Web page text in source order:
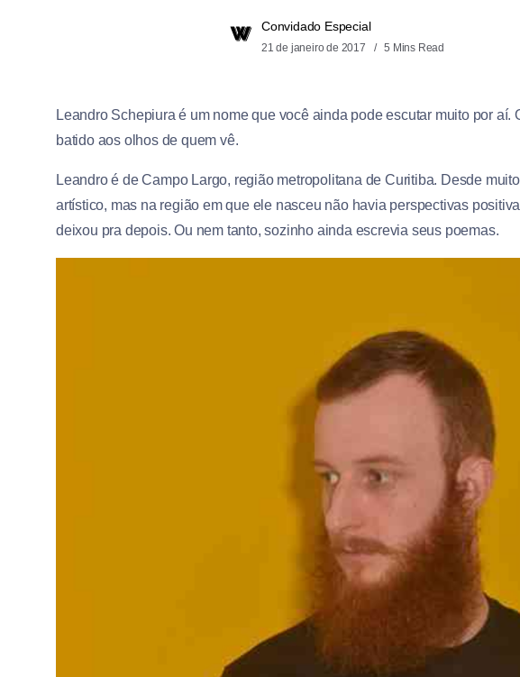
Convidado Especial
21 de janeiro de 2017 5 Mins Read
Leandro Schepiura é um nome que você ainda pode escutar muito por
batido aos olhos de quem vê.
Leandro é de Campo Largo, região metropolitana de Curitiba. Desde
artístico, mas na região em que ele nasceu não havia perspectivas
deixou pra depois. Ou nem tanto, sozinho ainda escrevia seus poemas.